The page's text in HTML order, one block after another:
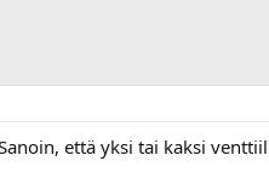
että yksi tai kaksi